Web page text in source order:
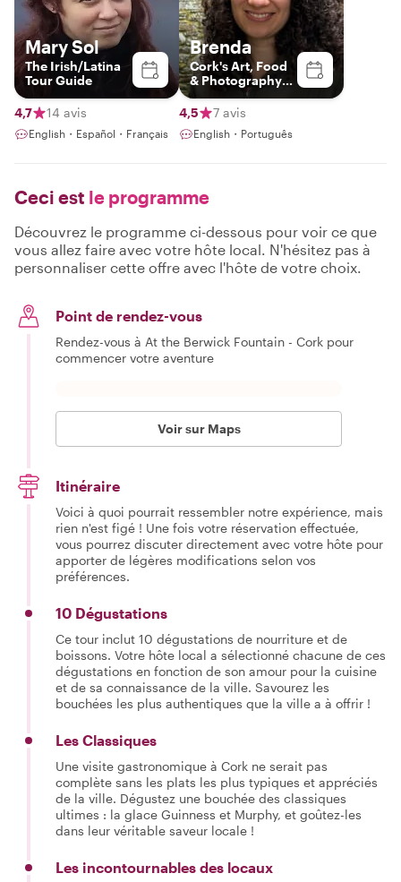
Mary Sol
The Irish/Latina
Tour Guide
4,7 14 avis
English・Español・Français
Brenda
Cork's Art, Food
& Photography
Enthusiast
4,5
7 avis
English・Português
Ceci est le programme
Découvrez le programme ci-dessous pour voir ce que
vous allez faire avec votre hôte local. N'hésitez pas à
personnaliser cette offre avec l'hôte de votre choix.
Point de rendez-vous
Rendez-vous à At the Berwick Fountain - Cork pour
commencer votre aventure
Voir sur Maps
Itinéraire
Voici à quoi pourrait ressembler notre expérience, mais
rien n'est figé ! Une fois votre réservation effectuée,
vous pourrez discuter directement avec votre hôte pour
apporter de légères modifications selon vos
préférences.
10 Dégustations
Ce tour inclut 10 dégustations de nourriture et de
boissons. Votre hôte local a sélectionné chacune de ces
dégustations en fonction de son amour pour la cuisine
et de sa connaissance de la ville. Savourez les
bouchées les plus authentiques que la ville a à offrir !
Les Classiques
Une visite gastronomique à Cork ne serait pas
complète sans les plats les plus typiques et appréciés
de la ville. Dégustez une bouchée des classiques
ultimes : la glace Guinness et Murphy, et goûtez-les
dans leur véritable saveur locale !
Les incontournables des locaux